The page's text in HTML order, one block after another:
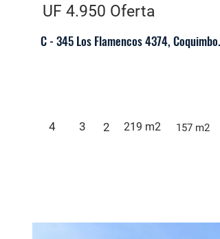
UF 4.950 Oferta
C - 345 Los Flamencos 4374, Coquimbo.
4 3 2 219 m2 157 m2